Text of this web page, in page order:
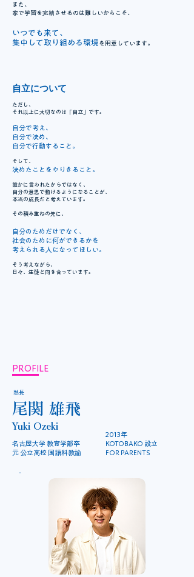
また、
家で学習を完結させるのは難しいからこそ、
いつでも来て、
集中して取り組める環境 を用意しています。
自立について
ただし、
それ以上に大切なのは「自立」です。
自分で考え、
自分で決め、
自分で行動すること。
そして、
決めたことをやりきること。
誰かに言われたからではなく、
自分の意思で動けるようになることが、
本当の成長だと考えています。
その積み重ねの先に、
自分のためだけでなく、
社会のために何ができるかを
考えられる人になってほしい。
そう考えながら、
日々、生徒と向き合っています。
PROFILE
塾長
尾関 雄飛
Yuki Ozeki
名古屋大学 教育学部卒
元 公立高校 国語科教諭
2013年
KOTOBAKO 設立
FOR PARENTS